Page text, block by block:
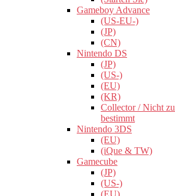
Gameboy Advance
(US-EU-)
(JP)
(CN)
Nintendo DS
(JP)
(US-)
(EU)
(KR)
Collector / Nicht
bestimmt
Nintendo 3DS
(EU)
(iQue & TW)
Gamecube
(JP)
(US-)